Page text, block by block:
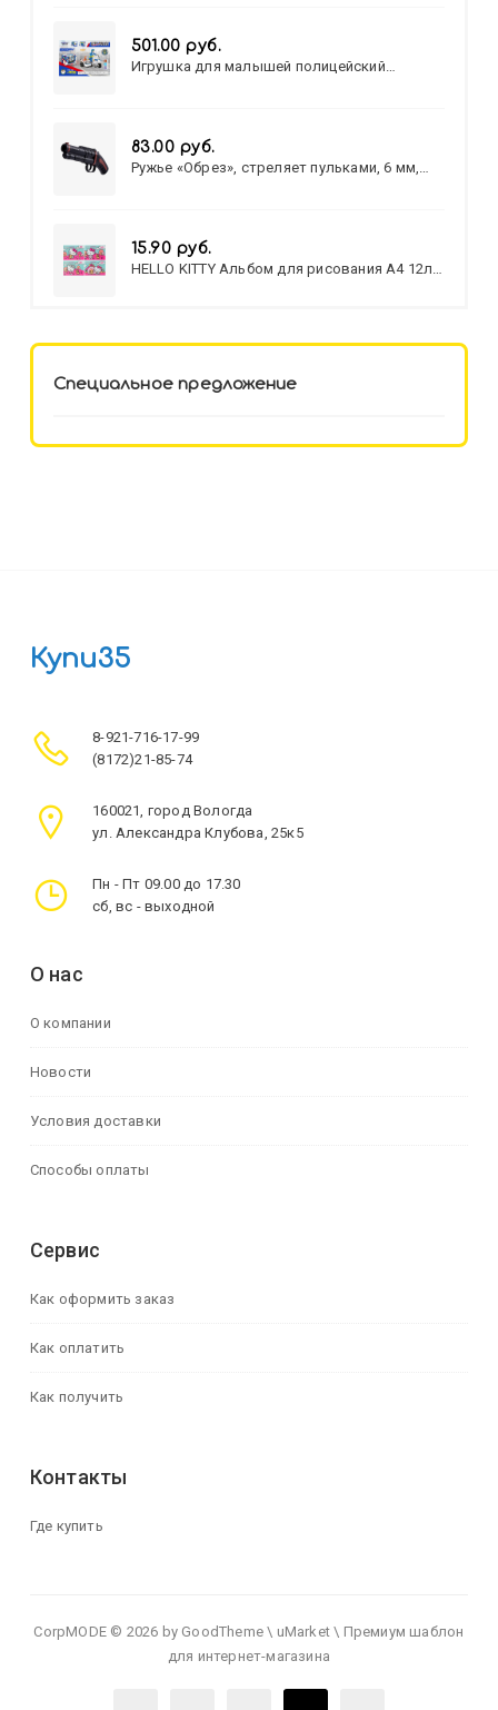
501.00 руб.
Игрушка для малышей полицейский
83.00 руб.
Ружье «Обрез», стреляет пульками, 6 мм,
15.90 руб.
HELLO KITTY Альбом для рисования А4 12л.
Специальное предложение
Купи35
8-921-716-17-99
(8172)21-85-74
160021, город Вологда
ул. Александра Клубова, 25к5
Пн - Пт 09.00 до 17.30
сб, вс - выходной
О нас
О компании
Новости
Условия доставки
Способы оплаты
Сервис
Как оформить заказ
Как оплатить
Как получить
Контакты
Где купить
CorpMODE © 2026 by GoodTheme \ uMarket \ Премиум шаблон
для интернет-магазина